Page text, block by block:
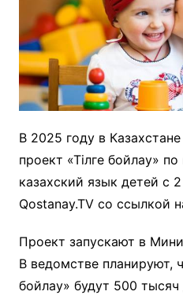
В 2025 году в
проект «Тілге бойлау»
казахский язык детей с
Qostanay.TV со ссылкой
Проект запускают в
В ведомстве планируют,
бойлау» будут 500 тысяч